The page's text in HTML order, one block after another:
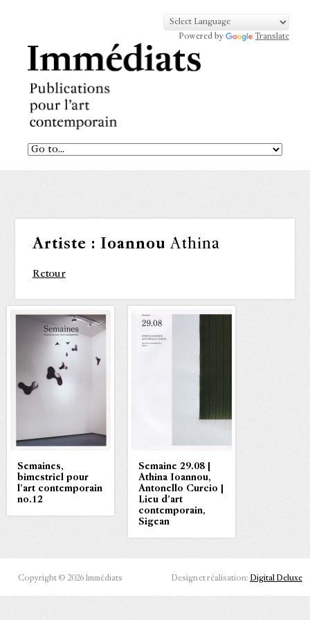
Powered by Translate
Artiste : Ioannou Athina
Retour
Semaines,
bimestriel pour
l’art contemporain
no.12
Semaine 29.08 |
Athina Ioannou,
Antonello Curcio |
Lieu d’art
contemporain,
Sigean
Copyright © 2026 Immédiats Design et réalisation: Digital Deluxe